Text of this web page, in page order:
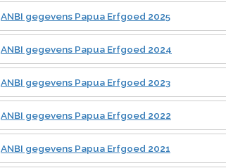
ANBI gegevens Papua Erfgoed 2025
ANBI gegevens Papua Erfgoed 2024
ANBI gegevens Papua Erfgoed 2023
ANBI gegevens Papua Erfgoed 2022
ANBI gegevens Papua Erfgoed 2021